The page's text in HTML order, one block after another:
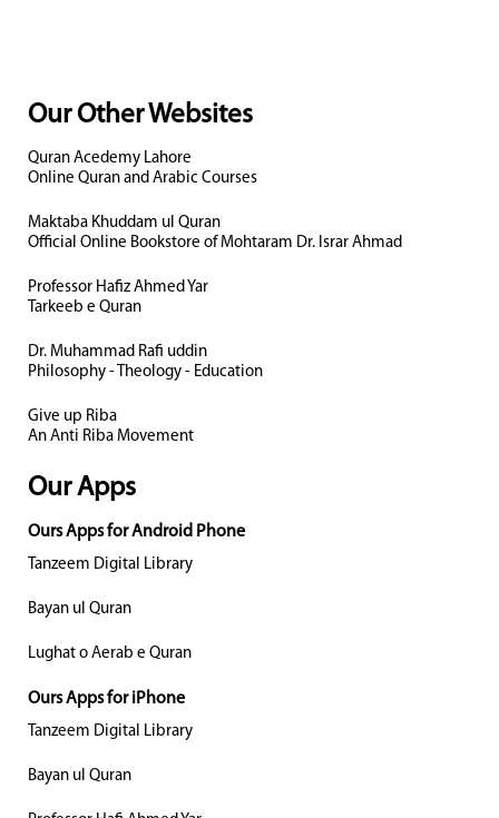
Our Other Websites
Quran Acedemy Lahore
Online Quran and Arabic Courses
Maktaba Khuddam ul Quran
Official Online Bookstore of Mohtaram Dr. Israr Ahmad
Professor Hafiz Ahmed Yar
Tarkeeb e Quran
Dr. Muhammad Rafi uddin
Philosophy - Theology - Education
Give up Riba
An Anti Riba Movement
Our Apps
Ours Apps for Android Phone
Tanzeem Digital Library
Bayan ul Quran
Lughat o Aerab e Quran
Ours Apps for iPhone
Tanzeem Digital Library
Bayan ul Quran